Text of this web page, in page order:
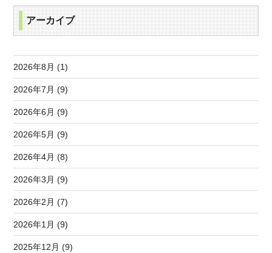
アーカイブ
2026年8月 (1)
2026年7月 (9)
2026年6月 (9)
2026年5月 (9)
2026年4月 (8)
2026年3月 (9)
2026年2月 (7)
2026年1月 (9)
2025年12月 (9)